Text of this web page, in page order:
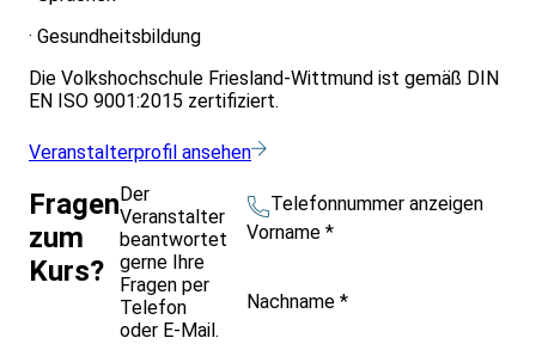
· Gesundheitsbildung
Die Volkshochschule Friesland-Wittmund ist gemäß DIN
EN ISO 9001:2015 zertifiziert.
Veranstalterprofil ansehen
Fragen
zum
Kurs?
Der
Veranstalter
beantwortet
gerne Ihre
Fragen per
Telefon
oder E-Mail.
Telefonnummer anzeigen
Vorname *
Nachname *